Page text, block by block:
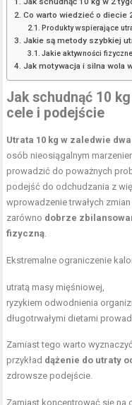
Co warto wiedzieć o diecie
Produkty wspierające
Jakie są metody szybkiej
Jakie aktywności
Jak motywacja i silna wola
Jak schudnąć 10
cele i podejście
Utrata 10 kg w zaledwie
osób nieosiągalnym
prowadzić do poważnych
podejść do odchudzania z
wprowadzenie trwałych
zarówno dobrze
fizyczną.
Ekstremalne ograniczenie
utratą masy mięśniowej,
ryzykiem odwodnienia
długotrwałymi dietami
Zamiast tego warto
przykład dążenie do utraty
zdrowsze podejście.
Zamiast koncentrować się na